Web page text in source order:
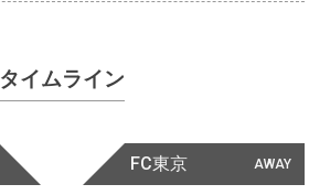
タイムライン
AWAY
FC東京